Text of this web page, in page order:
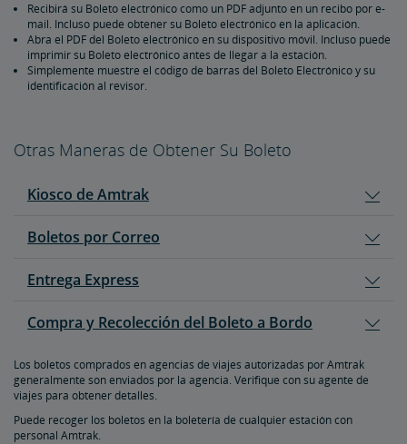
Límites de Reservaciones
Menores que Viajan Solos
Sobre Itinerarios y Horarios
Recibirá su Boleto electrónico como un PDF adjunto en un recibo por e-
mail. Incluso puede obtener su Boleto electrónico en la aplicación.
Abra el PDF del Boleto electrónico en su dispositivo móvil. Incluso puede
imprimir su Boleto electrónico antes de llegar a la estación.
Simplemente muestre el código de barras del Boleto Electrónico y su
identificación al revisor.
Otras Maneras de Obtener Su Boleto
Kiosco de Amtrak
Boletos por Correo
Entrega Express
Compra y Recolección del Boleto a Bordo
Los boletos comprados en agencias de viajes autorizadas por Amtrak
generalmente son enviados por la agencia. Verifique con su agente de
viajes para obtener detalles.
Puede recoger los boletos en la boletería de cualquier estación con
personal Amtrak.